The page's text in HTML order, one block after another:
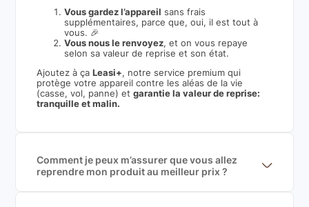
Vous gardez l’appareil sans frais
supplémentaires, parce que, oui, il est tout à
vous. 🎉
Vous nous le renvoyez, et on vous repaye
selon sa valeur de reprise et son état.
Ajoutez à ça Leasi+, notre service premium qui
protège votre appareil contre les aléas de la vie
(casse, vol, panne) etgarantie la valeur de reprise:
tranquille et malin.
Comment je peux m’assurer que vous allez
reprendre mon produit au meilleur prix ?